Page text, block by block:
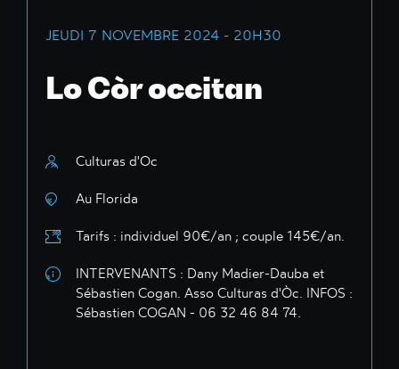
JEUDI 7 NOVEMBRE 2024 - 20H30
Lo Còr occitan
Culturas d'Oc
Au Florida
Tarifs : individuel 90€/an ; couple 145€/an.
INTERVENANTS : Dany Madier-Dauba et
Sébastien Cogan. Asso Culturas d'Òc. INFOS :
Sébastien COGAN - 06 32 46 84 74.